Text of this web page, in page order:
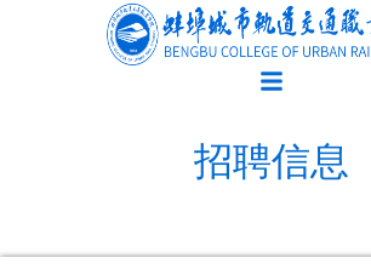
招聘信息